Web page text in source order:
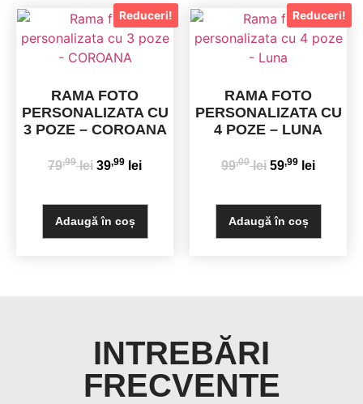
Reduceri!
RAMA FOTO
PERSONALIZATA CU
3 POZE – COROANA
79,99 lei 39,99 lei
Adaugă în coș
Reduceri!
RAMA FOTO
PERSONALIZATA CU
4 POZE – LUNA
99,00 lei 59,99 lei
Adaugă în coș
INTREBĂRI
FRECVENTE